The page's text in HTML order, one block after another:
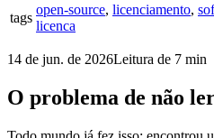
tags
open-source, licenciamento,
licenca
14 de jun. de 2026Leitura de 7 min
O problema de não